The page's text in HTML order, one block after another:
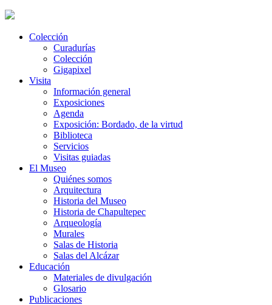
Colección
Curadurías
Colección
Gigapixel
Visita
Información general
Exposiciones
Agenda
Exposición: Bordado, de la virtud
Biblioteca
Servicios
Visitas guiadas
El Museo
Quiénes somos
Arquitectura
Historia del Museo
Historia de Chapultepec
Arqueología
Murales
Salas de Historia
Salas del Alcázar
Educación
Materiales de divulgación
Glosario
Publicaciones